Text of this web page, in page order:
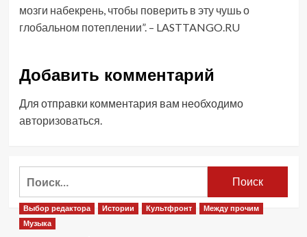
мозги набекрень, чтобы поверить в эту чушь о
глобальном потеплении”. – LASTTANGO.RU
Добавить комментарий
Для отправки комментария вам необходимо
авторизоваться.
Выбор редактора Истории Культфронт
Между прочим
Музыка